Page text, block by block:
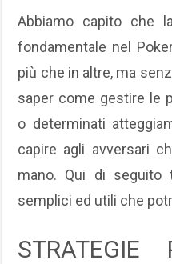
Abbiamo capito che
fondamentale nel
più che in altre, ma
saper come gestire le
o determinati
capire agli avversari
mano. Qui di seguito
semplici ed utili che
STRATEGIE